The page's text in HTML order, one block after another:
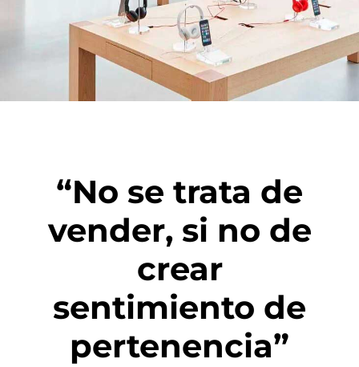
“No se trata de
vender, si no de
crear
sentimiento de
pertenencia”